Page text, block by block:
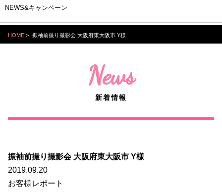
NEWS&キャンペーン
HOME> 振袖前撮り撮影会 大阪府東大阪市 Y様
News
新着情報
振袖前撮り撮影会 大阪府東大阪市 Y様
2019.09.20
お客様レポート